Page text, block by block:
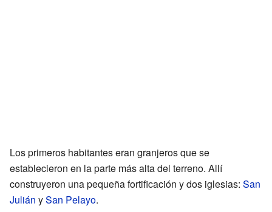
Los primeros habitantes eran granjeros que se
establecieron en la parte más alta del terreno. Allí
construyeron una pequeña fortificación y dos iglesias: San
Julián ySan Pelayo.